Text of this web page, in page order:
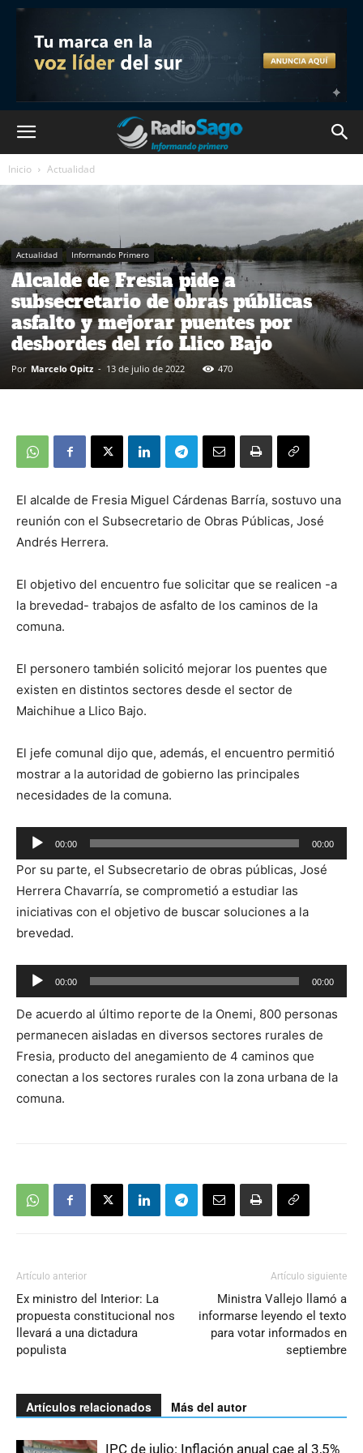
Inicio Actualidad
Actualidad Informando Primero
Alcalde de Fresia pide a
subsecretario de obras públicas
asfalto y mejorar puentes por
desbordes del río Llico Bajo
Por Marcelo Opitz - 13 de julio de 2022 470
El alcalde de Fresia Miguel Cárdenas Barría, sostuvo una
reunión con el Subsecretario de Obras Públicas, José
Andrés Herrera.
El objetivo del encuentro fue solicitar que se realicen -a
la brevedad- trabajos de asfalto de los caminos de la
comuna.
El personero también solicitó mejorar los puentes que
existen en distintos sectores desde el sector de
Maichihue a Llico Bajo.
El jefe comunal dijo que, además, el encuentro permitió
mostrar a la autoridad de gobierno las principales
necesidades de la comuna.
Reproductor
de
audio
00:00 00:00
Por su parte, el Subsecretario de obras públicas, José
Herrera Chavarría, se comprometió a estudiar las
iniciativas con el objetivo de buscar soluciones a la
brevedad.
Reproductor
de
audio
00:00 00:00
De acuerdo al último reporte de la Onemi, 800 personas
permanecen aisladas en diversos sectores rurales de
Fresia, producto del anegamiento de 4 caminos que
conectan a los sectores rurales con la zona urbana de la
comuna.
Artículo anterior
Ex ministro del Interior: La
propuesta constitucional nos
llevará a una dictadura
populista
Artículo siguiente
Ministra Vallejo llamó a
informarse leyendo el texto
para votar informados en
septiembre
Artículos relacionados Más del autor
IPC de julio: Inflación anual cae al 3,5%